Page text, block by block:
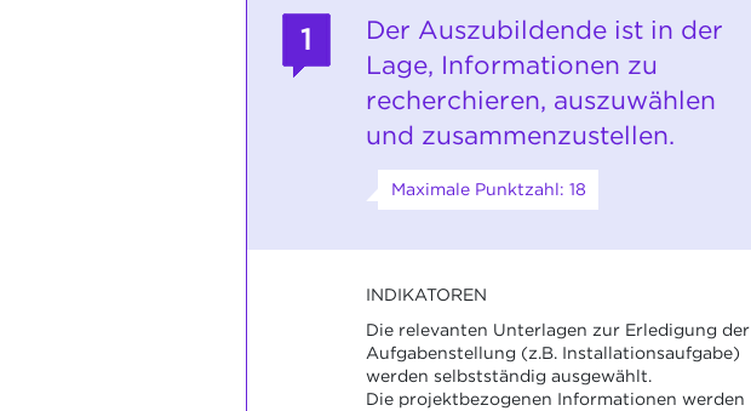
1
Der Auszubildende ist in der
Lage, Informationen zu
recherchieren, auszuwählen
und zusammenzustellen.
Maximale Punktzahl: 18
INDIKATOREN
Die relevanten Unterlagen zur Erledigung der
Aufgabenstellung (z.B. Installationsaufgabe)
werden selbstständig ausgewählt.
Die projektbezogenen Informationen werden